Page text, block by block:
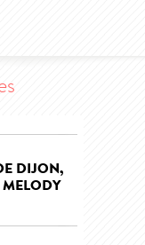
DIJON,
MELODY